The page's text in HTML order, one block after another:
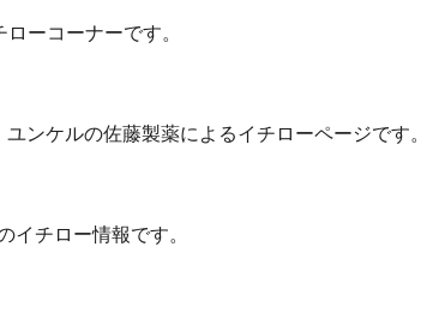
ーコーナーです。
ンケルの佐藤製薬によるイチローページです。
チロー情報です。